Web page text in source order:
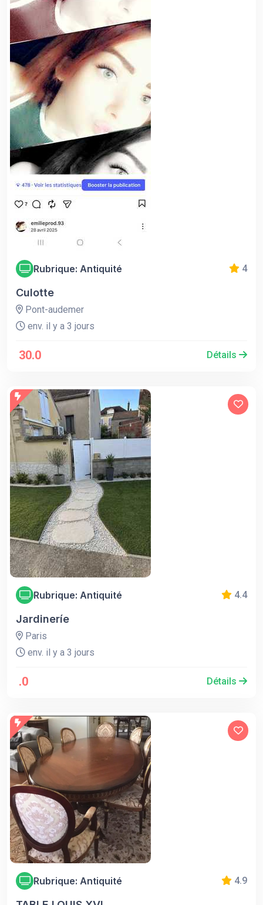
Rubrique: Antiquité 4
Culotte
Pont-audemer
env. il y a 3 jours
30.0 Détails
Rubrique: Antiquité 4.4
Jardineríe
Paris
env. il y a 3 jours
.0 Détails
Rubrique: Antiquité 4.9